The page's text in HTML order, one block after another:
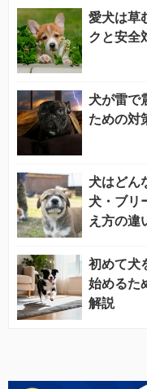
愛犬は草
クと安全
犬が雷で
ための対
犬はどん
犬・ブリ
え方の違
初めて犬
始めるた
解説